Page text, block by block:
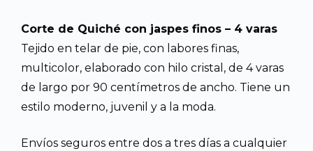
precio
original
era:
actual
es:
Corte de Quiché con jaspes finos – 4 varas
Tejido en telar de pie, con labores finas,
multicolor, elaborado con hilo cristal, de 4 varas
de largo por 90 centímetros de ancho. Tiene un
estilo moderno, juvenil y a la moda.
Envíos seguros entre dos a tres días a cualquier